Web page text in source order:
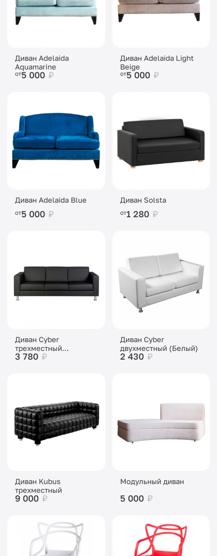
Диван Adelaida
Aquamarine
от5 000 ₽
Диван Adelaida Light
Beige
от5 000 ₽
Диван Adelaida Blue
от5 000 ₽
Диван Solsta
от1 280 ₽
Диван Cyber
трехместный
(Чёрный)
3 780 ₽
Диван Cyber
двухместный (Белый)
2 430 ₽
Диван Kubus
трехместный
9 000 ₽
Модульный диван
5 000 ₽